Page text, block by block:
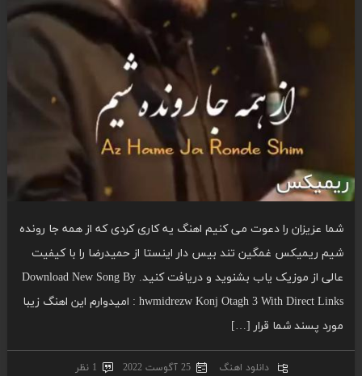
شما عزیزان را دعوت می کنیم اهنگ یه کاری کردی که از همه جا رونده
شیم ریمیکس غمگین تند بیس دار اینستا از حمیدرضا را با کیفیت
عالی از موزیک یاب بشنوید و دریافت کنید. Download New Song By
: hwmidrezw Konj Otagh 3 With Direct Links امیدوارم این اهنگ زیبا
مورد پسند شما قرار […]
دانلود اهنگ 25 آگوست 2022 1 نظر